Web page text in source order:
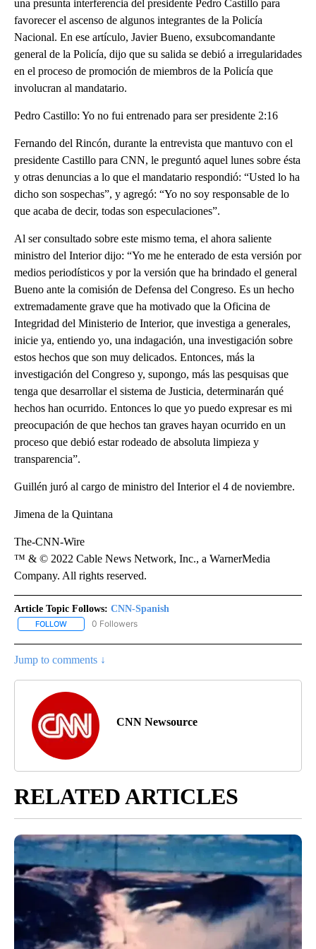
una presunta interferencia del presidente Pedro Castillo para
favorecer el ascenso de algunos integrantes de la Policía
Nacional. En ese artículo, Javier Bueno, exsubcomandante
general de la Policía, dijo que su salida se debió a irregularidades
en el proceso de promoción de miembros de la Policía que
involucran al mandatario.
Pedro Castillo: Yo no fui entrenado para ser presidente 2:16
Fernando del Rincón, durante la entrevista que mantuvo con el
presidente Castillo para CNN, le preguntó aquel lunes sobre ésta
y otras denuncias a lo que el mandatario respondió: “Usted lo ha
dicho son sospechas”, y agregó: “Yo no soy responsable de lo
que acaba de decir, todas son especulaciones”.
Al ser consultado sobre este mismo tema, el ahora saliente
ministro del Interior dijo: “Yo me he enterado de esta versión por
medios periodísticos y por la versión que ha brindado el general
Bueno ante la comisión de Defensa del Congreso. Es un hecho
extremadamente grave que ha motivado que la Oficina de
Integridad del Ministerio de Interior, que investiga a generales,
inicie ya, entiendo yo, una indagación, una investigación sobre
estos hechos que son muy delicados. Entonces, más la
investigación del Congreso y, supongo, más las pesquisas que
tenga que desarrollar el sistema de Justicia, determinarán qué
hechos han ocurrido. Entonces lo que yo puedo expresar es mi
preocupación de que hechos tan graves hayan ocurrido en un
proceso que debió estar rodeado de absoluta limpieza y
transparencia”.
Guillén juró al cargo de ministro del Interior el 4 de noviembre.
Jimena de la Quintana
The-CNN-Wire
™ & © 2022 Cable News Network, Inc., a WarnerMedia
Company. All rights reserved.
Article Topic Follows: CNN-Spanish
FOLLOW FOLLOW "CNN-SPANISH" TO RECEIVE NOTIFICATIONS ABOUT
0 Followers
Jump to comments ↓
CNN Newsource
RELATED ARTICLES